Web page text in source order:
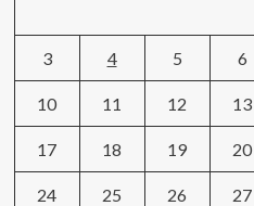
3 4 5 6
10 11 12 13
17 18 19 20
24 25 26 27